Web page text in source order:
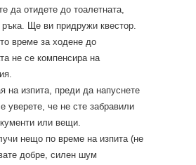
да отидете до тоалетната,
ръка. Ще ви придружи квестор.
време за ходене до
не се компенсира на
на изпита, преди да напуснете
уверете, че не сте забравили
или вещи.
нещо по време на изпита (не
добре, силен шум